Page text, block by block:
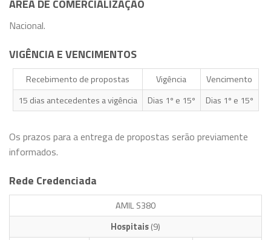
ÁREA DE COMERCIALIZAÇÃO
Nacional.
VIGÊNCIA E VENCIMENTOS
Recebimento de propostas Vigência
Vencimento
15 dias antecedentes a vigência
Dias 1º e 15º Dias 1º e 15º
Os prazos para a entrega de propostas serão previamente
informados.
Rede Credenciada
AMIL S380
Hospitais(9)